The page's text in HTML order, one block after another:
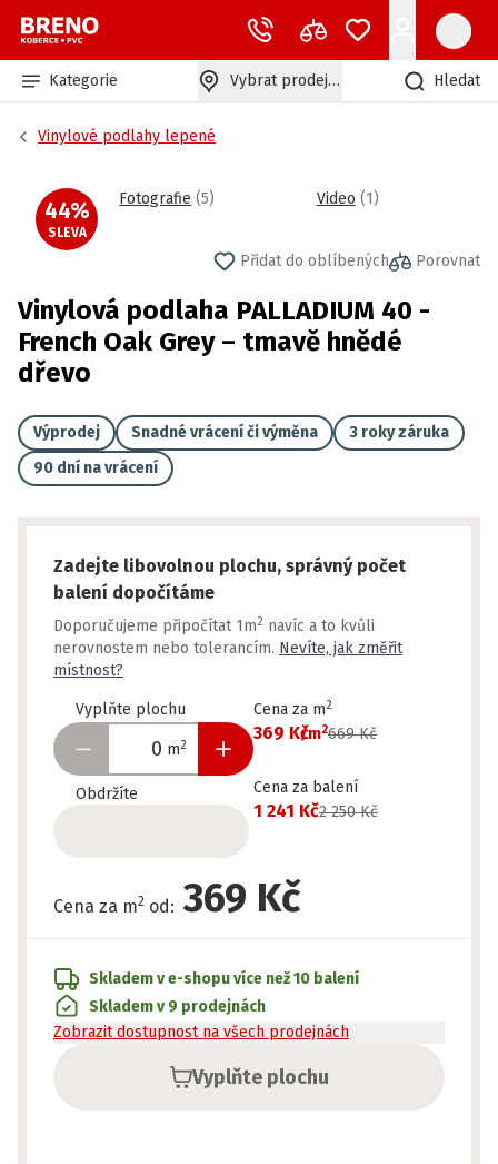
Kategorie Vybrat prodejnu Hledat
Vinylové podlahy lepené
44%
SLEVA
Fotografie (5) Video (1)
Přidat do oblíbených Porovnat
Vinylová podlaha PALLADIUM 40 -
French Oak Grey – tmavě hnědé
dřevo
Výprodej Snadné vrácení či výměna
3 roky záruka
90 dní na vrácení
Zadejte libovolnou plochu, správný počet
balení dopočítáme
Doporučujeme připočítat 1m2 navíc a to kvůli
nerovnostem nebo tolerancím. Nevíte, jak změřit
místnost?
Vyplňte plochu
m2
Obdržíte
Cena za m2
369 Kč
/m2669 Kč
Cena za balení
1 241 Kč2 250 Kč
Cena za m2 od: 369 Kč
Vyplňte plochu
Skladem v e-shopuvíce než 10 balení
Skladem v 9 prodejnách
Zobrazit dostupnost na všech prodejnách